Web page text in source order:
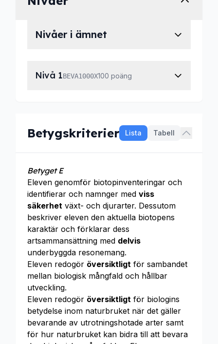
Nivåer i ämnet
Nivå 1BEVA1000X100 poäng
Betygskriterier Lista Tabell
Betyget E
Eleven genomför biotopinventeringar och
identifierar och namnger med viss
säkerhet växt- och djurarter. Dessutom
beskriver eleven den aktuella biotopens
karaktär och förklarar dess
artsammansättning med delvis
underbyggda resonemang.
Eleven redogör översiktligt för sambandet
mellan biologisk mångfald och hållbar
utveckling.
Eleven redogör översiktligt för biologins
betydelse inom naturbruket när det gäller
bevarande av utrotningshotade arter samt
för hur naturbruket kan bidra till att bevara